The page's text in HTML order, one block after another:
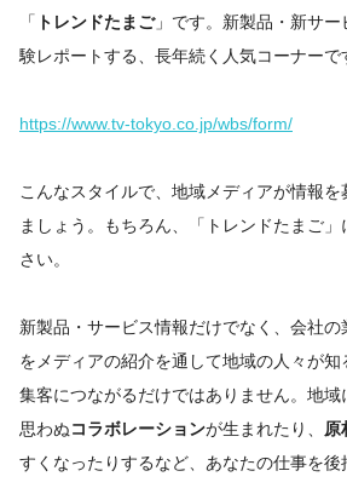
「 トレンドたまご」です。新製品・新サ
験レポートする、長年続く人気コーナーで
https://www.tv-tokyo.co.jp/wbs/form/
こんなスタイルで、地域メディアが情報を
ましょう。もちろん、「トレンドたまご
さい。
新製品・サービス情報だけでなく、会社
をメディアの紹介を通して地域の人々が
集客につながるだけではありません。地
思わぬコラボレーションが生まれたり、 原
すくなったりするなど、あなたの仕事を